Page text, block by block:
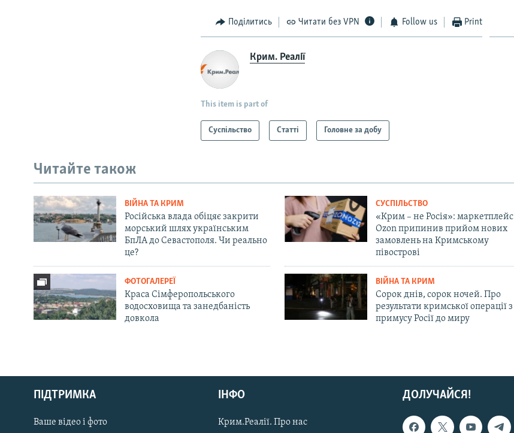
Русский
Qırımtatar
ДОЛУЧАЙСЯ!
Поділитись Читати без VPN Follow us Print
Крим. Реалії
This item is part of
Суспільство Статті Головне за добу
Читайте також
ВІЙНА ТА КРИМ
Російська влада обіцяє закрити
морський шлях українським
БпЛА до Севастополя. Чи реально
це?
СУСПІЛЬСТВО
«Крим – не Росія»: маркетплейс
Ozon припинив прийом нових
замовлень на Кримському
півострові
ФОТОГАЛЕРЕЇ
Краса Сімферопольського
водосховища та занедбаність
довкола
ВІЙНА ТА КРИМ
Сорок днів, сорок ночей. Про
результати кримської операції з
примусу Росії до миру
ДОЛУЧАЙСЯ!
ПІДТРИМКА
Ваше відео і фото
ІНФО
Крим.Реалії. Про нас